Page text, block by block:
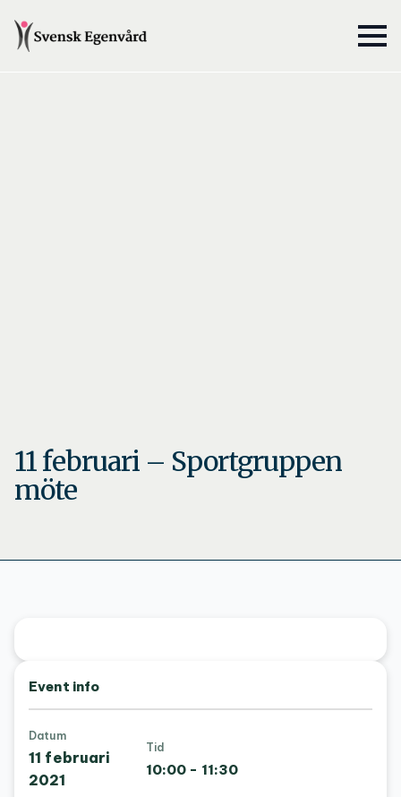
11 februari – Sportgruppen
möte
Event info
Datum
11 februari
2021
Tid
10:00 - 11:30